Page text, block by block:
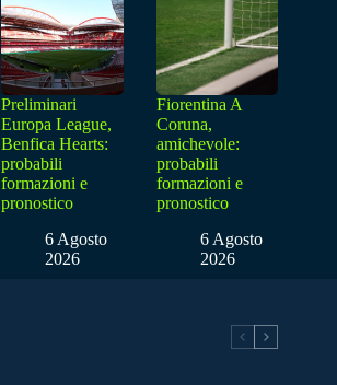
Preliminari
Europa League,
Benfica Hearts:
probabili
formazioni e
pronostico
6 Agosto
2026
Fiorentina A
Coruna,
amichevole:
probabili
formazioni e
pronostico
6 Agosto
2026